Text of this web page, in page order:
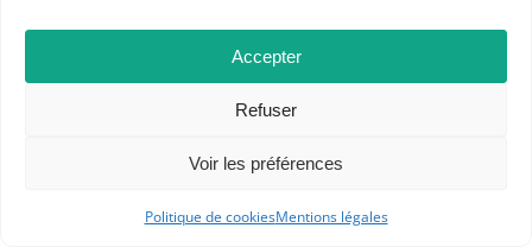
Accepter
Refuser
Voir les préférences
Politique de cookiesMentions légales
perruque sont poudrés ; les Plébéiens veulent sortir
des entrailles du peuple, sont habillés à la manière
du peuple, peuvent assumer des traces de gras sur
leur chemise, fréquentent les tavernes du peuple. Il y
qui rappelle la défense de la plèbe par les « tribuns
volonté d’utiliser des mots venant de la grammaire